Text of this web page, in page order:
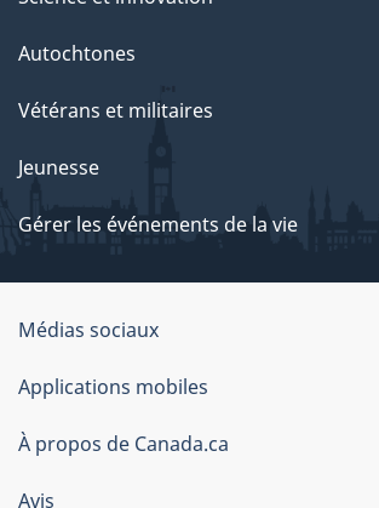
Autochtones
Vétérans et militaires
Jeunesse
Gérer les événements de la vie
Organisation
du
gouvernement
du
Canada
Médias sociaux
Applications mobiles
À propos de Canada.ca
Avis